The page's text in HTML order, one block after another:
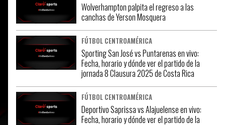
Wolverhampton palpita el regreso a las
canchas de Yerson Mosquera
FÚTBOL CENTROAMÉRICA
Sporting San José vs Puntarenas en vivo:
Fecha, horario y dónde ver el partido de la
jornada 8 Clausura 2025 de Costa Rica
FÚTBOL CENTROAMÉRICA
Deportivo Saprissa vs Alajuelense en vivo:
Fecha, horario y dónde ver el partido de la